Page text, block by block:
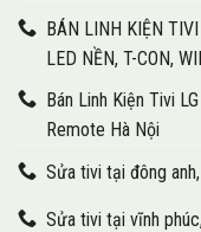
BÁN LINH KIỆN
LED NỀN, T-CON,
Bán Linh Kiện Tivi
Remote Hà Nội
Sửa tivi tại đông
Sửa tivi tại vĩnh